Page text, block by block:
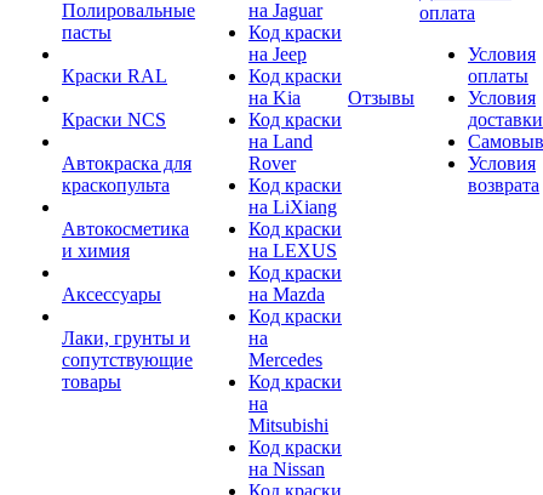
Полировальные
пасты
Краски RAL
Краски NCS
Автокраска для
краскопульта
Автокосметика
и химия
Аксессуары
Лаки, грунты и
сопутствующие
товары
на Jaguar
Код краски
на Jeep
Код краски
на Kia
Код краски
на Land
Rover
Код краски
на LiXiang
Код краски
на LEXUS
Код краски
на Mazda
Код краски
на
Mercedes
Код краски
на
Mitsubishi
Код краски
на Nissan
Код краски
Отзывы
оплата
Условия
оплаты
Условия
доставки
Условия
возврата